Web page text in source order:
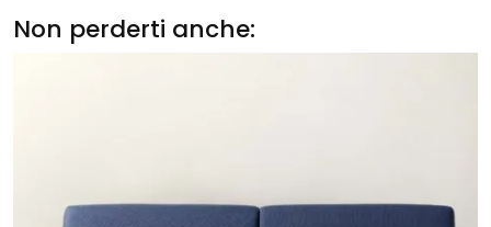
Non perderti anche: